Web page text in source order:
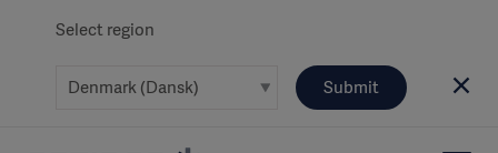
Select region
Submit